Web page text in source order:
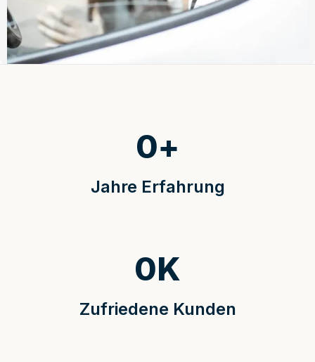
Jahre Erfahrung
0+
Zufriedene Kunden
0K